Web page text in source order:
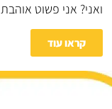
ואני? אני פשוט
קראו עוד